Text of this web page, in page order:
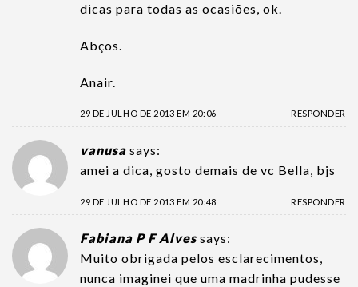
dicas para todas as ocasiões, ok.
Abços.
Anair.
29 DE JULHO DE 2013 EM 20:06 RESPONDER
vanusa says:
amei a dica, gosto demais de vc Bella, bjs
29 DE JULHO DE 2013 EM 20:48 RESPONDER
Fabiana P F Alves says:
Muito obrigada pelos esclarecimentos,
nunca imaginei que uma madrinha pudesse